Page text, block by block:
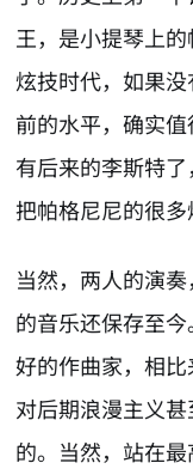
王，是小提琴上
炫技时代，如果
前的水平，确实
有后来的李斯特
把帕格尼尼的很多
当然，两人的演
的音乐还保存至
好的作曲家，相
对后期浪漫主义
的。当然，站在